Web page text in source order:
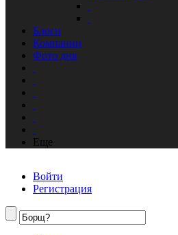
Блоги
Компании
Фото дня
Еще
Войти
Регистрация